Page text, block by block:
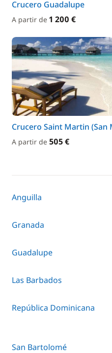
Crucero Guadalupe
A partir de 1 200 €
Crucero Saint Martin (San
A partir de 505 €
Anguilla
Granada
Guadalupe
Las Barbados
República Dominicana
San Bartolomé